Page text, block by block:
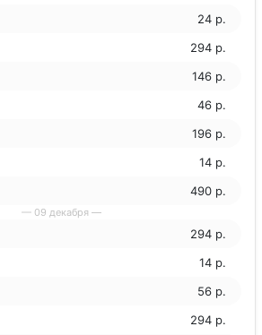
24 р.
294 р.
146 р.
46 р.
196 р.
14 р.
490 р.
— 09 декабря —
294 р.
14 р.
56 р.
294 р.